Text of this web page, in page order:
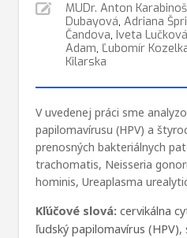
MUDr. Anton
Dubayová, Adriana
Čandova, Iveta Lučková
Adam, Ľubomír
Kilarska
V uvedenej práci sme
papilomavírusu (HPV) a
prenosných bakteriálnych
trachomatis, Neisseria
hominis, Ureaplasma
Kľúčové slová: cervikálna
ľudský papilomavírus (HPV),